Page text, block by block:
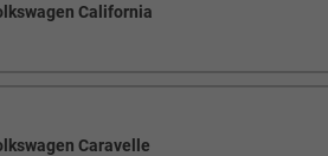
California
Caravelle